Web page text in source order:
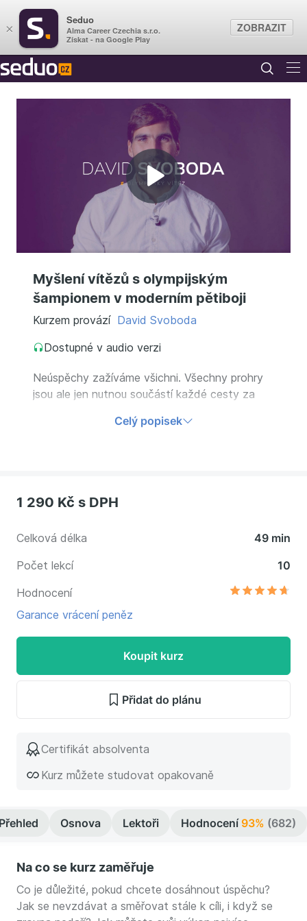
Přehrát
video
Myšlení vítězů s olympijským
šampionem v moderním pětiboji
Kurzem provází David Svoboda
Dostupné v audio verzi
Neúspěchy zažíváme všichni. Všechny prohry
jsou ale jen nutnou součástí každé cesty za
Inspirujete se příběhy a zkušenostmi Davida
Celý popisek
1 290 Kč s DPH
Celková délka
49 min
Počet lekcí
10
Hodnocení
Garance vrácení peněz
Koupit kurz
Přidat do plánu
Certifikát absolventa
Kurz můžete studovat opakovaně
Osnova Lektoři Hodnocení 93% (682)
Na co se kurz zaměřuje
Co je důležité, pokud chcete dosáhnout úspěchu?
Jak se nevzdávat a směřovat stále k cíli, i když se
×
Seduo
Alma Career Czechia s.r.o.
Získat - na Google Play
ZOBRAZIT